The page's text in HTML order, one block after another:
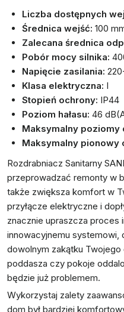
Liczba dostępnych
Średnica wejść: 100
Zalecana średnica
Pobór mocy silnika:
Napięcie zasilania:
Klasa elektryczna: I
Stopień ochrony: IP44
Poziom hałasu: 46
Maksymalny poziomy
Maksymalny pionowy
Rozdrabniacz Sanitarny
przeprowadzać remonty w
także zwiększa komfort w
przyłącze elektryczne i
znacznie upraszcza proces
innowacyjnemu
dowolnym zakątku
poddasza czy pokoje
będzie już problemem.
Wykorzystaj zalety
dom był bardziej